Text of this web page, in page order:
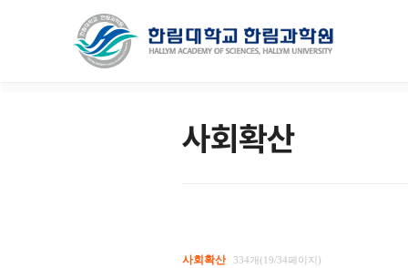
사회확산
사회확산 334개(19/34페이지)